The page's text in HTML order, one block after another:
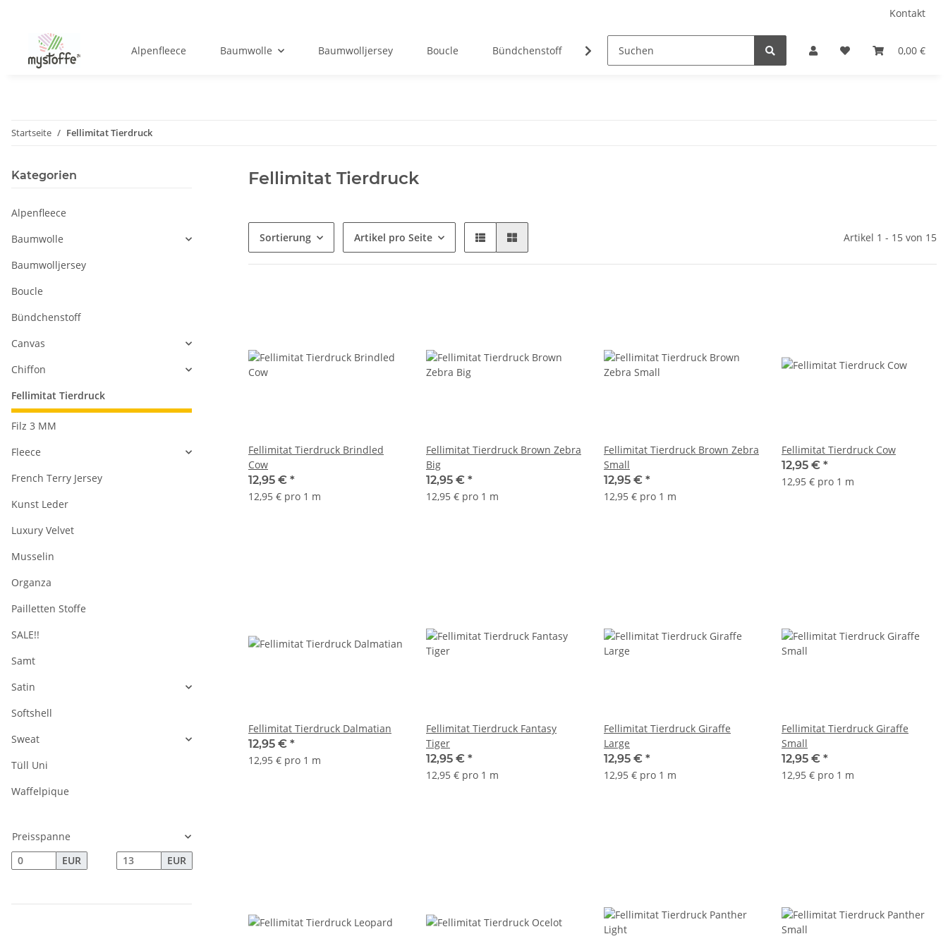
Kontakt
0,00 €
Alpenfleece Baumwolle Baumwolljersey Boucle Bündchenstoff Canvas Fellimitat Tierdruck Filz 3 MM
Startseite Fellimitat Tierdruck
Fellimitat Tierdruck
Sortierung Artikel pro Seite Artikel 1 - 15 von 15
Fellimitat Tierdruck Brindled
Cow
12,95 € *
12,95 € pro 1 m
Fellimitat Tierdruck Brown Zebra
Big
12,95 € *
12,95 € pro 1 m
Fellimitat Tierdruck Brown Zebra
Small
12,95 € *
12,95 € pro 1 m
Fellimitat Tierdruck Cow
12,95 € *
12,95 € pro 1 m
Fellimitat Tierdruck Dalmatian
12,95 € *
12,95 € pro 1 m
Fellimitat Tierdruck Fantasy
Tiger
12,95 € *
12,95 € pro 1 m
Fellimitat Tierdruck Giraffe
Large
12,95 € *
12,95 € pro 1 m
Fellimitat Tierdruck Giraffe
Small
12,95 € *
12,95 € pro 1 m
Kategorien
Alpenfleece
Baumwolle
Baumwolljersey
Boucle
Bündchenstoff
Canvas
Chiffon
Fellimitat Tierdruck
Filz 3 MM
Fleece
French Terry Jersey
Kunst Leder
Luxury Velvet
Musselin
Organza
Pailletten Stoffe
SALE!!
Samt
Satin
Softshell
Sweat
Tüll Uni
Waffelpique
Preisspanne
EUR
EUR